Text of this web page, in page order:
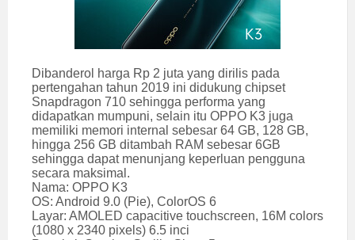
Dibanderol harga Rp 2 juta yang dirilis pada
pertengahan tahun 2019 ini didukung chipset
Snapdragon 710 sehingga performa yang
didapatkan mumpuni, selain itu OPPO K3 juga
memiliki memori internal sebesar 64 GB, 128 GB,
hingga 256 GB ditambah RAM sebesar 6GB
sehingga dapat menunjang keperluan pengguna
secara maksimal.
Nama: OPPO K3
OS: Android 9.0 (Pie), ColorOS 6
Layar: AMOLED capacitive touchscreen, 16M colors
(1080 x 2340 pixels) 6.5 inci